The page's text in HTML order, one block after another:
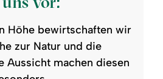
Höhe bewirtschaften wir
zur Natur und die
Aussicht machen diesen